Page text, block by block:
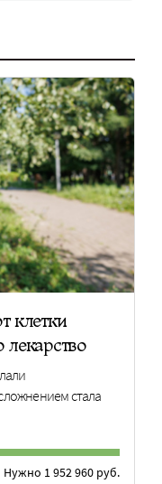
клетки
стала
Нужно 1 952 960 руб.